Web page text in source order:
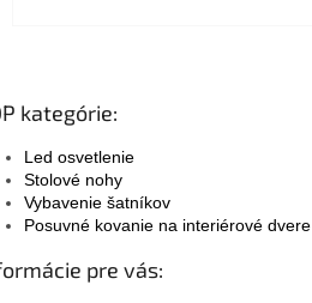
kategórie:
Led osvetlenie
Stolové nohy
Vybavenie šatníkov
Posuvné kovanie na interiérové dvere
pre vás: